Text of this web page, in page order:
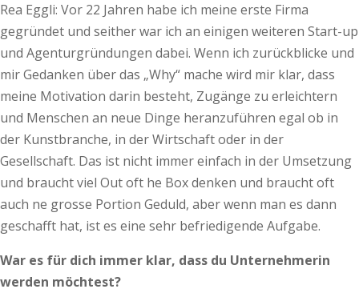
Rea Eggli: Vor 22 Jahren habe ich meine erste Firma
gegründet und seither war ich an einigen weiteren Start-up
und Agenturgründungen dabei. Wenn ich zurückblicke und
mir Gedanken über das „Why“ mache wird mir klar, dass
meine Motivation darin besteht, Zugänge zu erleichtern
und Menschen an neue Dinge heranzuführen egal ob in
der Kunstbranche, in der Wirtschaft oder in der
Gesellschaft. Das ist nicht immer einfach in der Umsetzung
und braucht viel Out oft he Box denken und braucht oft
auch ne grosse Portion Geduld, aber wenn man es dann
geschafft hat, ist es eine sehr befriedigende Aufgabe.
War es für dich immer klar, dass du Unternehmerin
werden möchtest?